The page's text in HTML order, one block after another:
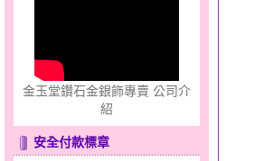
只愛你～男黃金戒指
金玉堂鑽石金銀飾專賣 公司介
紹
安全付款標章